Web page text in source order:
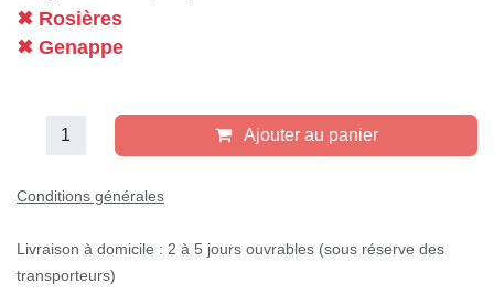
✖ Rosières
✖ Genappe
Ajouter au panier
Conditions générales
Livraison à domicile : 2 à 5 jours ouvrables (sous réserve des
transporteurs)